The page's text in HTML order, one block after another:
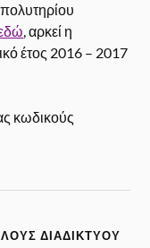
, αρκεί η
έτος 2016 – 2017
κωδικούς
ΔΙΑΔΙΚΤΎΟΥ